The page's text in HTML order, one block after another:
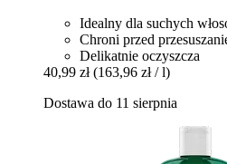
Idealny dla suchych
Chroni przed
Delikatnie oczyszcza
40,99 zł (163,96 zł / l)
Dostawa do 11 sierpnia